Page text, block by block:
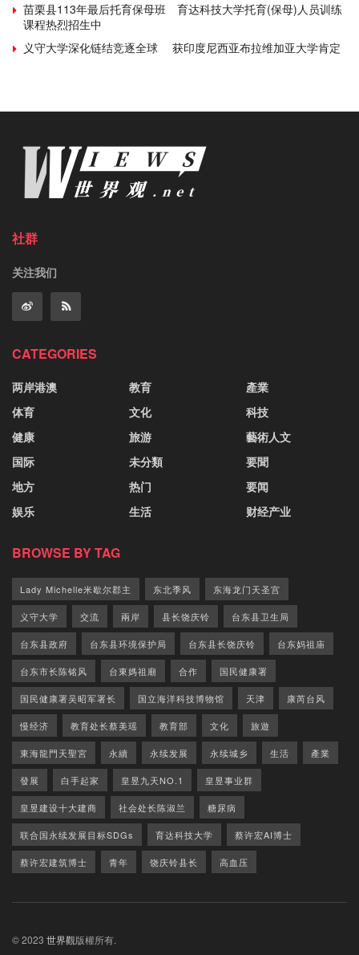
苗栗县113年最后托育保母班 育达科技大学托育(保母)人员训练
课程热烈招生中
义守大学深化链结竞逐全球 获印度尼西亚布拉维加亚大学肯定
社群
关注我们
CATEGORIES
两岸港澳
体育
健康
国际
地方
娱乐
教育
文化
旅游
未分類
热门
生活
產業
科技
藝術人文
要聞
要闻
财经产业
BROWSE BY TAG
Lady Michelle米歇尔郡主 东北季风 东海龙门天圣宫
义守大学 交流 兩岸 县长饶庆铃 台东县卫生局
台东县政府 台东县环境保护局 台东县长饶庆铃 台东妈祖庙
台东市长陈铭风 台東媽祖廟 合作 国民健康署
国民健康署吴昭军署长 国立海洋科技博物馆 天津 康芮台风
慢经济 教育处长蔡美瑶 教育部 文化 旅遊
東海龍門天聖宮 永續 永续发展 永续城乡 生活 產業
發展 白手起家 皇昱九天NO.1 皇昱事业群
皇昱建设十大建商 社会处长陈淑兰 糖尿病
联合国永续发展目标SDGs 育达科技大学 蔡许宏AI博士
蔡许宏建筑博士 青年 饶庆铃县长 高血压
© 2023 世界觀版權所有.